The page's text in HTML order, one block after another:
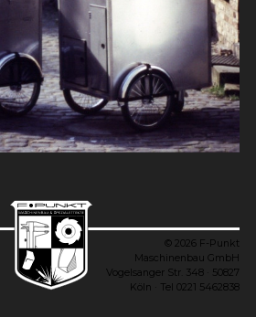
© 2026 F-Punkt
Maschinenbau GmbH
Vogelsanger Str. 348 · 50827
Köln · Tel 0221 5462838